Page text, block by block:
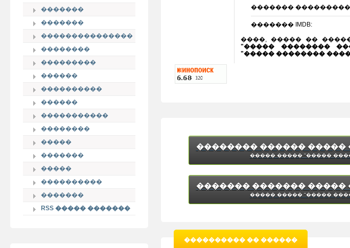
�������
�������
���������������
��������
���������
������
����������
������
�����������
��������
�����
�������
�����
����������
�������
RSS ����� �������
�������
������� IMDB:
����, ����� ��
"����� ��������
"����� ��������
�������� ������ �����
����� ����� "�����
������� ������� �����
����� ����� "�����
���������� �� ������